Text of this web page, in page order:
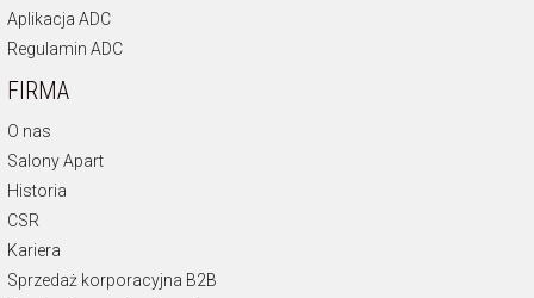
Aplikacja ADC
Regulamin ADC
FIRMA
O nas
Salony Apart
Historia
CSR
Kariera
Sprzedaż korporacyjna B2B